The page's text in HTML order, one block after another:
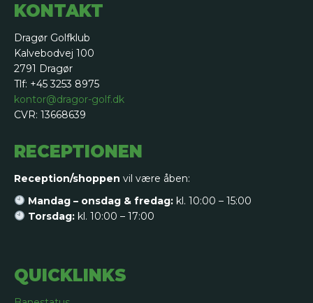
KONTAKT
Dragør Golfklub
Kalvebodvej 100
2791 Dragør
Tlf: +45 3253 8975
kontor@dragor-golf.dk
CVR: 13668639
RECEPTIONEN
Reception/shoppen vil være åben:
Mandag – onsdag & fredag:kl. 10:00 – 15:00
Torsdag:kl. 10:00 – 17:00
QUICKLINKS